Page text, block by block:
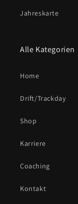
Jahreskarte
Alle Kategorien
Home
Drift/Trackday
Shop
Karriere
Coaching
Kontakt